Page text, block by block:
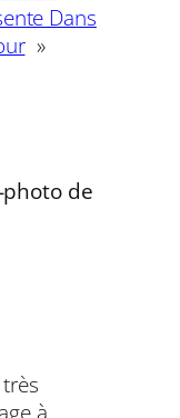
Dans
»
photo de
à